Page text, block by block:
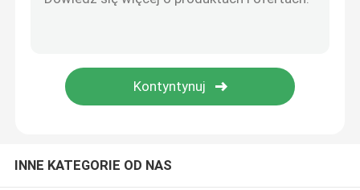
Tłumik światłowodu
Kabel FTTH Drop Cable
INNE KATEGORIE OD NAS